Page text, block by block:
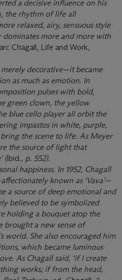
a decisive influence on his
the rhythm of life all
relaxed, airy, sensuous style
more and more with
Chagall, Life and Work,
decorative—it became
as much as emotion. In
pulses with bold,
green clown, the yellow
blue cello player all orbit the
impastos in white, purple,
the scene to life. As Meyer
the source of light that
(ibid., p. 552).
happiness. In 1952, Chagall
known as ‘Vava’—
a source of deep emotional and
believed to be symbolized
holding a bouquet atop the
brought a new sense of
world. She also encouraged him
which became luminous
As Chagall said, ‘if I create
works; if from the head,